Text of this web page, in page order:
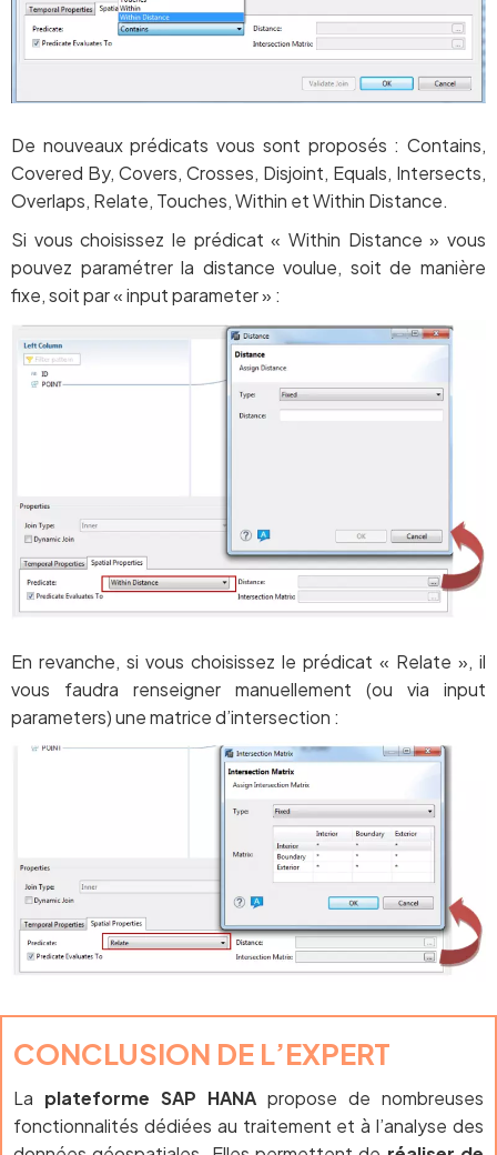
De nouveaux prédicats vous sont proposés : Contains,
Covered By, Covers, Crosses, Disjoint, Equals, Intersects,
Overlaps, Relate, Touches, Within et Within Distance.
Si vous choisissez le prédicat « Within Distance » vous
pouvez paramétrer la distance voulue, soit de manière
fixe, soit par « input parameter » :
En revanche, si vous choisissez le prédicat « Relate », il
vous faudra renseigner manuellement (ou via input
parameters) une matrice d’intersection :
CONCLUSION DE L’EXPERT
La plateforme SAP HANA propose de nombreuses
fonctionnalités dédiées au traitement et à l’analyse des